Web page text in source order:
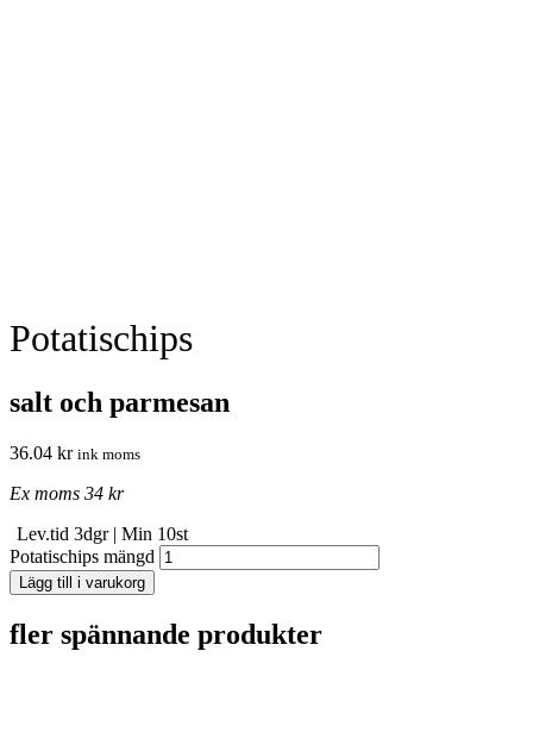
Potatischips
salt och parmesan
36.04 kr ink moms
Ex moms 34 kr
Lev.tid 3dgr| Min 10st
Potatischips mängd
Lägg till i varukorg
fler spännande produkter